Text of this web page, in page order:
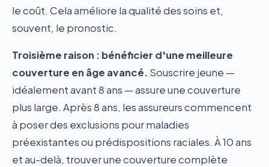
le coût. Cela améliore la qualité des soins et,
souvent, le pronostic.
Troisième raison : bénéficier d'une meilleure
couverture en âge avancé. Souscrire jeune —
idéalement avant 8 ans — assure une couverture
plus large. Après 8 ans, les assureurs commencent
à poser des exclusions pour maladies
préexistantes ou prédispositions raciales. À 10 ans
et au-delà, trouver une couverture complète